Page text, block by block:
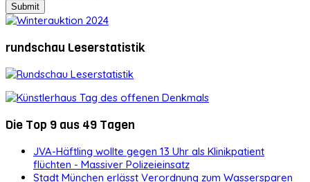
rundschau Leserstatistik
Die Top 9 aus 49 Tagen
JVA-Häftling wollte gegen 13 Uhr als Klinikpatient
flüchten - Massiver Polizeieinsatz
Stadt München erlässt Verordnung zum Wassersparen